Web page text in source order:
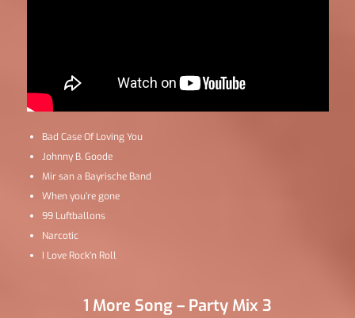
Bad Case Of Loving You
Johnny B. Goode
Mir san a Bayrische Band
When you’re gone
99 Luftballons
Narcotic
I Love Rock’n Roll
1 More Song – Party Mix 3